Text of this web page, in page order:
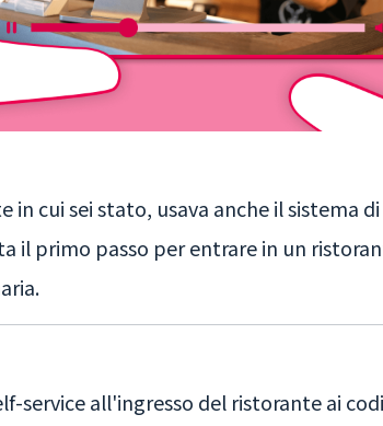
cui sei stato, usava anche il sistema
il primo passo per entrare in un
service all'ingresso del ristorante ai